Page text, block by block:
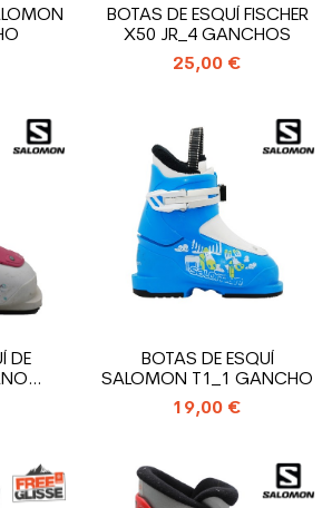
BOTAS DE ESQUÍ FISCHER
X50 JR_4 GANCHOS
25,00 €
DE
T1_1...
BOTAS DE ESQUÍ
SALOMON T1_1 GANCHO
19,00 €